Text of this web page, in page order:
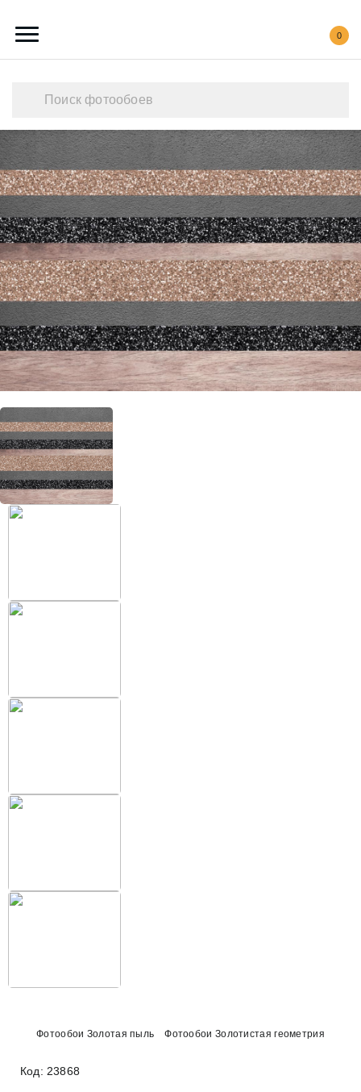
0
Каталог обоев
Наши работы
Создать свои фотообои
Акции
О нас
Контакты
+38 (097) 151 87 57
Избранное
Фотообои Золотая пыль Фотообои Золотистая геометрия
Код: 23868